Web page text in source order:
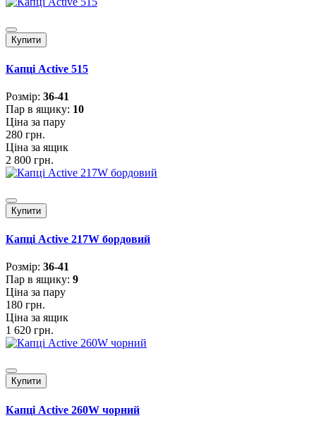
Купити
Капці Active 515
Розмiр: 36-41
Пар в ящику: 10
Ціна за пару
280 грн.
Ціна за ящик
2 800 грн.
Купити
Капці Active 217W бордовий
Розмiр: 36-41
Пар в ящику: 9
Ціна за пару
180 грн.
Ціна за ящик
1 620 грн.
Купити
Капці Active 260W чорний